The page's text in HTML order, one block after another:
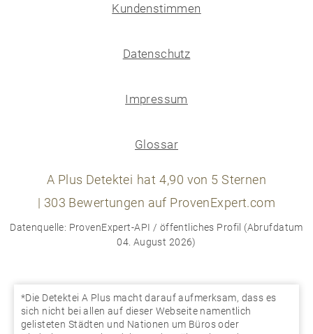
Kundenstimmen
Datenschutz
Impressum
Glossar
A Plus Detektei hat 4,90 von 5 Sternen
| 303 Bewertungen auf ProvenExpert.com
Datenquelle: ProvenExpert-API / öffentliches Profil (Abrufdatum
04. August 2026)
*Die Detektei A Plus macht darauf aufmerksam, dass es
sich nicht bei allen auf dieser Webseite namentlich
gelisteten Städten und Nationen um Büros oder